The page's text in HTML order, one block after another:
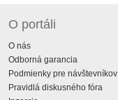
O portáli
O nás
Odborná garancia
Podmienky pre návštevníkov
Pravidlá diskusného fóra